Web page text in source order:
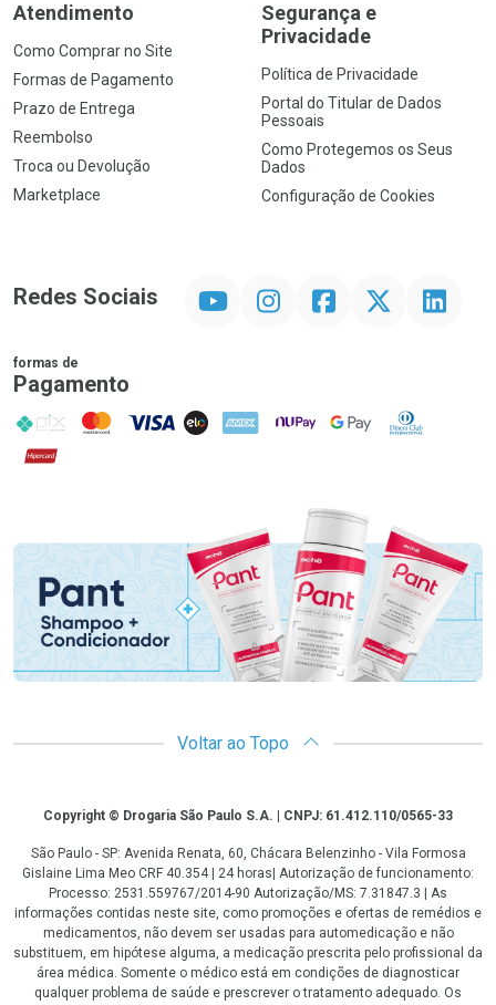
Atendimento
Como Comprar no Site
Formas de Pagamento
Prazo de Entrega
Reembolso
Troca ou Devolução
Marketplace
Segurança e
Privacidade
Política de Privacidade
Portal do Titular de Dados
Pessoais
Como Protegemos os Seus
Dados
Configuração de Cookies
Redes Sociais InstagramFacebookTwitter Linkedin
formas de
Pagamento
PIX MasterCard
VISA ELO AMEX NuPay Google PayDiners Club
Hipercard
Promoção em Destaque
Voltar ao Topo
CopyrightCopyright © Drogaria São Paulo S.A. | CNPJ: 61.412.110/0565-33
São Paulo - SP: Avenida Renata, 60, Chácara Belenzinho - Vila Formosa
Gislaine Lima Meo CRF 40.354 | 24 horas| Autorização de funcionamento:
Processo: 2531.559767/2014-90 Autorização/MS: 7.31847.3 | As
informações contidas neste site, como promoções e ofertas de remédios e
medicamentos, não devem ser usadas para automedicação e não
substituem, em hipótese alguma, a medicação prescrita pelo profissional da
área médica. Somente o médico está em condições de diagnosticar
qualquer problema de saúde e prescrever o tratamento adequado. Os